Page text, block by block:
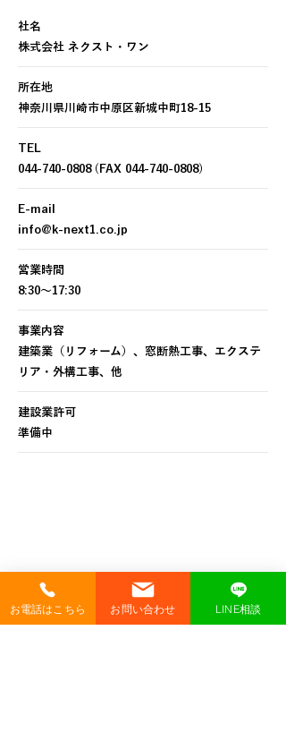
社名
株式会社 ネクスト・ワン
所在地
神奈川県川崎市中原区新城中町18-15
TEL
044-740-0808(FAX 044-740-0808)
E-mail
info@k-next1.co.jp
営業時間
8:30～17:30
事業内容
建築業（リフォーム）、窓断熱工事、エクステ
リア・外構工事、他
建設業許可
準備中
お電話はこちら お問い合わせ LINE相談